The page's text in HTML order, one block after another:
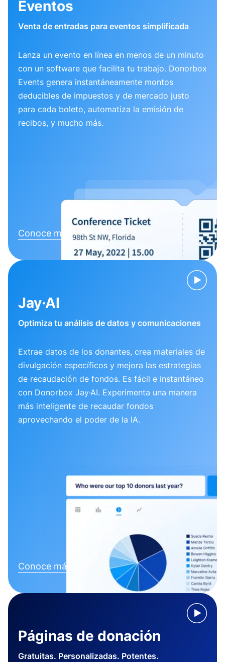
Eventos
Venta de entradas para eventos simplificada
Lanza un evento en línea en menos de un minuto
con un software que facilita tu trabajo. Donorbox
Events genera instantáneamente montos
deducibles de impuestos y de mercado justo
para cada boleto, automatiza la emisión de
recibos, y mucho más.
Conoce más
Jay·AI
Optimiza tu análisis de datos y comunicaciones
Extrae datos de los donantes, crea materiales de
divulgación específicos y mejora las estrategias
de recaudación de fondos. Es fácil e instantáneo
con Donorbox Jay·AI. Experimenta una manera
más inteligente de recaudar fondos
aprovechando el poder de la IA.
Conoce más
Páginas de donación
Gratuitas. Personalizadas. Potentes.